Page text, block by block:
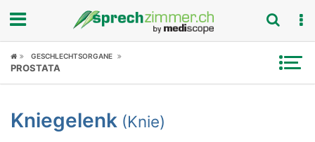
Fokus
Symptome
GESCHLECHTSORGANE
PROSTATA
Kniegelenk (Knie)